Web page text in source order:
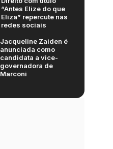
“Antes Elize do que
Eliza” repercute nas
redes sociais
Jacqueline Zaiden é
anunciada como
candidata a vice-
governadora de
Marconi